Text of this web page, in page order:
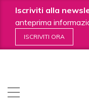
Iscriviti alla
anteprima
ISCRIVITI ORA
contenuti.
|